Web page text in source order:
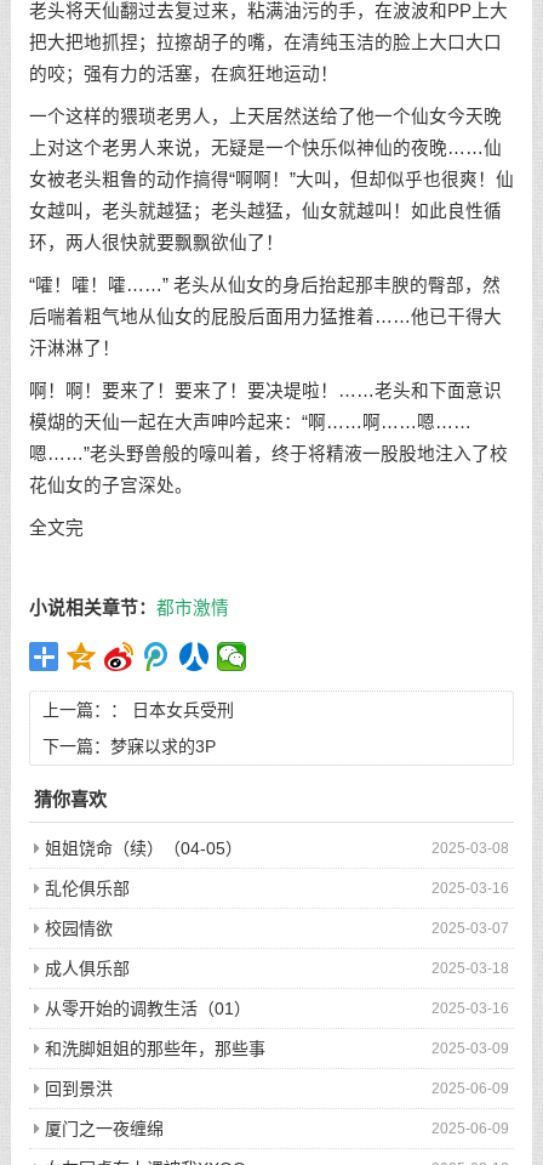
老头将天仙翻过去复过来，粘满油污的手，在波波和PP上大
把大把地抓捏；拉擦胡子的嘴，在清纯玉洁的脸上大口大口
的咬；强有力的活塞，在疯狂地运动！
一个这样的猥琐老男人，上天居然送给了他一个仙女今天晚
上对这个老男人来说，无疑是一个快乐似神仙的夜晚……仙
女被老头粗鲁的动作搞得“啊啊！”大叫，但却似乎也很爽！仙
女越叫，老头就越猛；老头越猛，仙女就越叫！如此良性循
环，两人很快就要飘飘欲仙了！
“嚯！嚯！嚯……” 老头从仙女的身后抬起那丰腴的臀部，然
后喘着粗气地从仙女的屁股后面用力猛推着……他已干得大
汗淋淋了！
啊！啊！要来了！要来了！要决堤啦！……老头和下面意识
模煳的天仙一起在大声呻吟起来：“啊……啊……嗯……
嗯……”老头野兽般的嚎叫着，终于将精液一股股地注入了校
花仙女的子宫深处。
全文完
小说相关章节： 都市激情
上一篇：：
日本女兵受刑
下一篇： 梦寐以求的3P
猜你喜欢
2025-03-08
姐姐饶命（续）（04-05）
2025-03-16
乱伦俱乐部
2025-03-07
校园情欲
2025-03-18
成人俱乐部
2025-03-16
从零开始的调教生活（01）
2025-03-09
和洗脚姐姐的那些年，那些事
2025-06-09
回到景洪
2025-06-09
厦门之一夜缠绵